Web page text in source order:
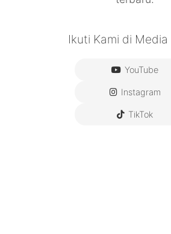
Ikuti Kami di Media
YouTube
Instagram
TikTok